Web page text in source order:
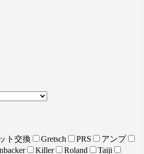
ト交換 Gretsch PRS
アンプ
Killer Roland
Taiji